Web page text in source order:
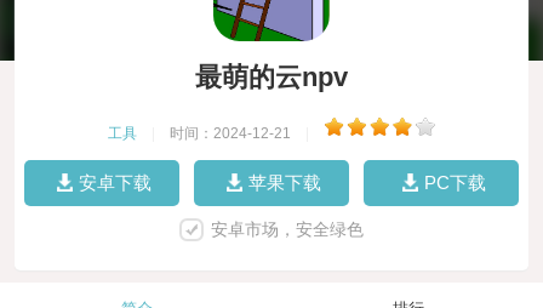
最萌的云npv
工具 时间：2024-12-21
安卓下载 苹果下载 PC下载
安卓市场，安全绿色